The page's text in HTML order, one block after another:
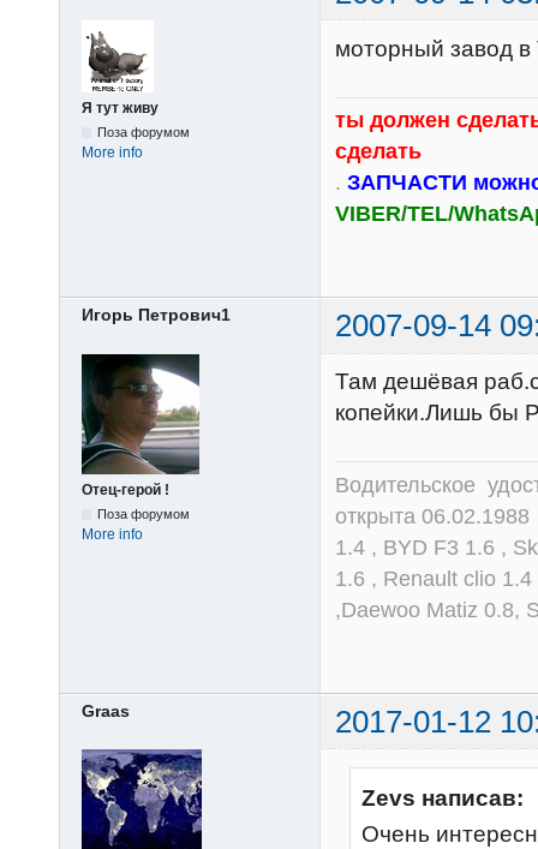
Я тут живу
Поза форумом
More info
моторный завод в
ты должен
сделать
. ЗАПЧАСТИ
VIBER/TEL/
Игорь Петрович1 2007-09-14
Отец-герой !
Поза форумом
More info
Там дешёвая
копейки.Лишь бы
Водительское
открыта
1.4 , BYD F3 1.6 ,
1.6 , Renault clio
,Daewoo Matiz 0.8,
Graas 2017-01-12
Zevs написав:
Очень